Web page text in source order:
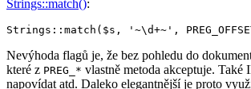
Strings::match():
Nevýhoda flagů je, že bez pohledu do
které z PREG_* vlastně metoda akceptuje. Také
napovídat atd. Daleko elegantnější je proto